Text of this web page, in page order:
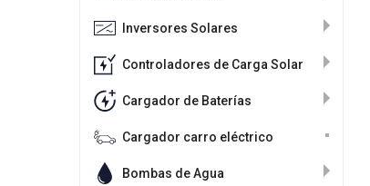
Inversores Solares
Controladores de Carga Solar
Cargador de Baterías
Cargador carro eléctrico
Bombas de Agua